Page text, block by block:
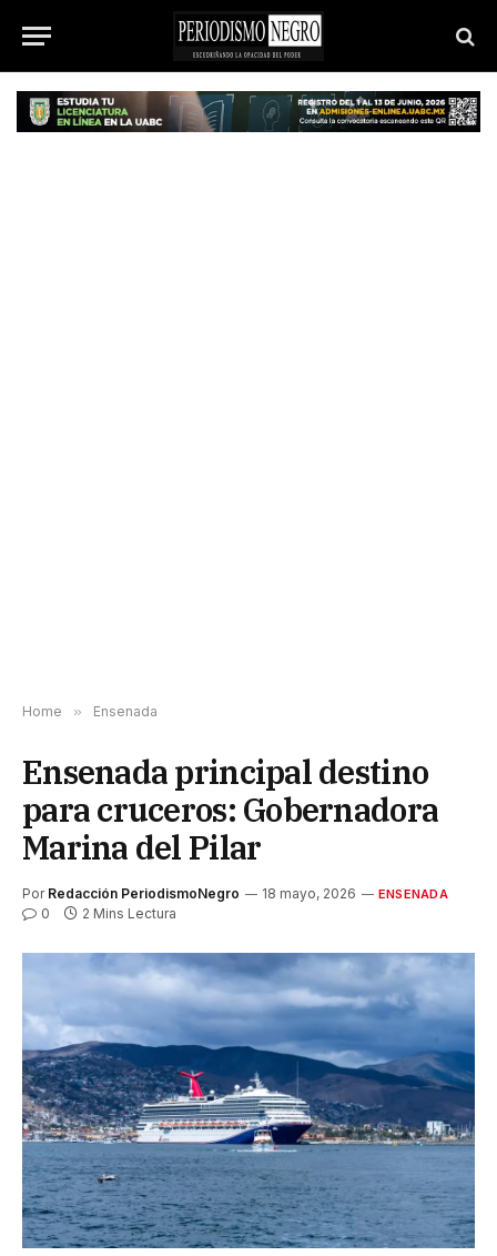
Home » Ensenada
Ensenada principal destino
para cruceros: Gobernadora
Marina del Pilar
Por Redacción PeriodismoNegro 18 mayo, 2026 ENSENADA
0 2 Mins Lectura